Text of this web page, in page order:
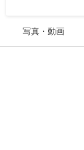
写真・動画